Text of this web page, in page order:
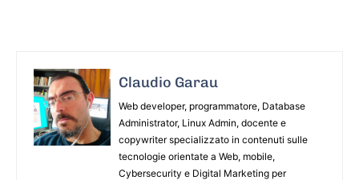
Claudio Garau
Web developer, programmatore, Database
Administrator, Linux Admin, docente e
copywriter specializzato in contenuti sulle
tecnologie orientate a Web, mobile,
Cybersecurity e Digital Marketing per